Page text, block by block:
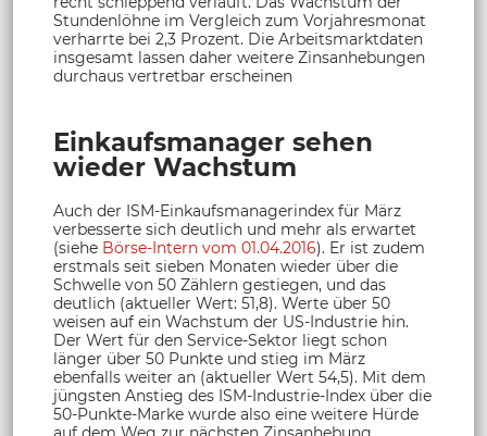
Stundenlöhne im Vergleich zum Vorjahresmonat
verharrte bei 2,3 Prozent. Die Arbeitsmarktdaten
insgesamt lassen daher weitere Zinsanhebungen
durchaus vertretbar erscheinen
Einkaufsmanager sehen
wieder Wachstum
Auch der ISM-Einkaufsmanagerindex für März
verbesserte sich deutlich und mehr als erwartet
(siehe Börse-Intern vom 01.04.2016). Er ist zudem
erstmals seit sieben Monaten wieder über die
Schwelle von 50 Zählern gestiegen, und das
deutlich (aktueller Wert: 51,8). Werte über 50
weisen auf ein Wachstum der US-Industrie hin.
Der Wert für den Service-Sektor liegt schon
länger über 50 Punkte und stieg im März
ebenfalls weiter an (aktueller Wert 54,5). Mit dem
jüngsten Anstieg des ISM-Industrie-Index über die
50-Punkte-Marke wurde also eine weitere Hürde